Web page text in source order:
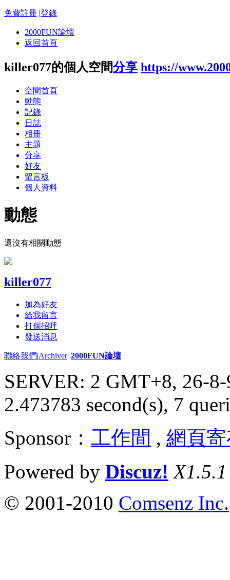
免費註冊 |登錄
2000FUN論壇
返回首頁
killer077的個人空間分享 https://
空間首頁
動態
記錄
日誌
相冊
主題
分享
好友
留言板
個人資料
動態
還沒有相關動態
killer077
加為好友
給我留言
打個招呼
發送消息
聯絡我們|Archiver| 2000FUN論壇
SERVER: 2 GMT+8, 26-
2.473783 second(s), 7
Sponsor： 工作間 , 網頁
Powered by Discuz! X1.5.1
© 2001-2010 Comsenz Inc.